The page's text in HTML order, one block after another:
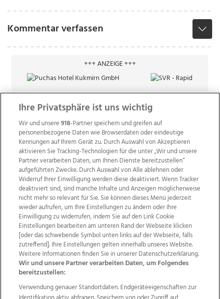
Kommentar verfassen
+++ ANZEIGE +++
Wir über uns Mediadaten Kontakt
Jobs
Datenschutz
Impressum
AGB Anzeigekunden
AGB Website
Ehrenkodex Politische Werbung
Weitere Angebote des Medienhauses Wimmer
Ihre Privatsphäre ist uns wichtig
Wir und unsere918-Partner speichern und greifen auf
personenbezogene Daten wie Browserdaten oder eindeutige
Kennungen auf Ihrem Gerät zu. Durch Auswahl von Akzeptieren
aktivieren Sie Tracking-Technologien für die unter „Wir und unsere
Partner verarbeiten Daten, um Ihnen Dienste bereitzustellen“
aufgeführten Zwecke. Durch Auswahl von Alle ablehnen oder
Widerruf Ihrer Einwilligung werden diese deaktiviert. Wenn Tracker
deaktiviert sind, sind manche Inhalte und Anzeigen möglicherweise
nicht mehr so relevant für Sie. Sie können dieses Menü jederzeit
wieder aufrufen, um Ihre Einstellungen zu ändern oder Ihre
Einwilligung zu widerrufen, indem Sie auf den Link Cookie
Einstellungen bearbeiten am unteren Rand der Webseite klicken
[oder das schwebende Symbol unten links auf der Webseite, falls
zutreffend]. Ihre Einstellungen gelten innerhalb unseres Website.
Weitere Informationen finden Sie in unserer Datenschutzerklärung.
Wir und unsere Partner verarbeiten Daten, um Folgendes
bereitzustellen:
Verwendung genauer Standortdaten. Endgeräteeigenschaften zur